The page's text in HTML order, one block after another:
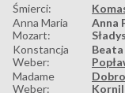
Śmierci:
Anna Maria
Mozart:
Anna
Konstancja
Weber:
Madame
Weber: